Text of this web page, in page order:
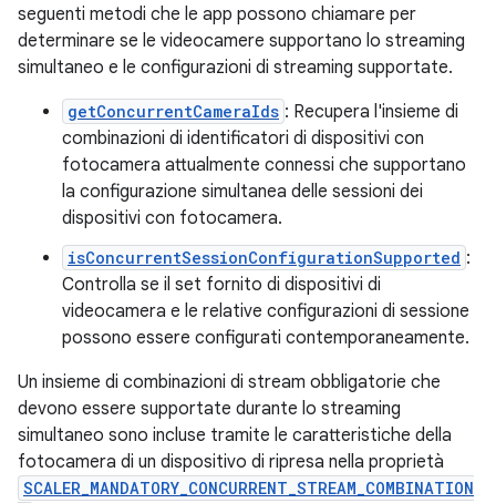
seguenti metodi che le app possono chiamare per
determinare se le videocamere supportano lo streaming
simultaneo e le configurazioni di streaming supportate.
getConcurrentCameraIds : Recupera l'insieme di
combinazioni di identificatori di dispositivi con
fotocamera attualmente connessi che supportano
la configurazione simultanea delle sessioni dei
dispositivi con fotocamera.
isConcurrentSessionConfigurationSupported :
Controlla se il set fornito di dispositivi di
videocamera e le relative configurazioni di sessione
possono essere configurati contemporaneamente.
Un insieme di combinazioni di stream obbligatorie che
devono essere supportate durante lo streaming
simultaneo sono incluse tramite le caratteristiche della
fotocamera di un dispositivo di ripresa nella proprietà
SCALER_MANDATORY_CONCURRENT_STREAM_COMBINATION